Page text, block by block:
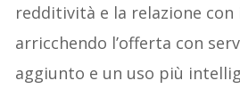
redditività e la relazione con
arricchendo l’offerta con
aggiunto e un uso più